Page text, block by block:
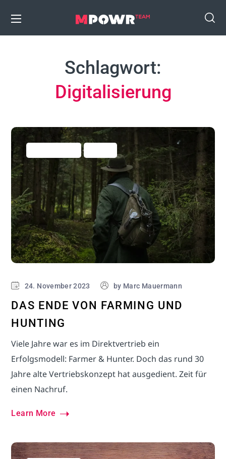
Schlagwort:
Digitalisierung
24. November 2023 by Marc Mauermann
DAS ENDE VON FARMING UND
HUNTING
Viele Jahre war es im Direktvertrieb ein
Erfolgsmodell: Farmer & Hunter. Doch das rund 30
Jahre alte Vertriebskonzept hat ausgedient. Zeit für
einen Nachruf.
Learn More